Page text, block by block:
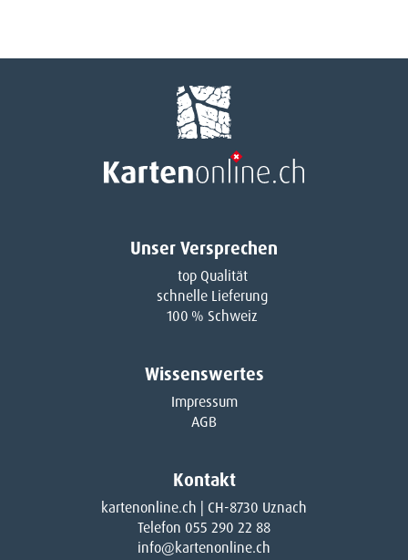
Unser Versprechen
top Qualität
schnelle Lieferung
100 % Schweiz
Wissenswertes
Impressum
AGB
Kontakt
kartenonline.ch | CH-8730 Uznach
Telefon 055 290 22 88
info@kartenonline.ch